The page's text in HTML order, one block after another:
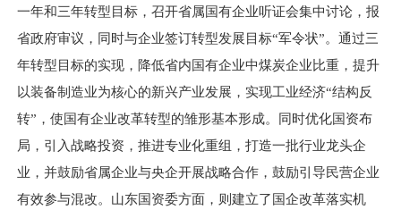
一年和三年转型目标，召开省属国有企业听证会集中讨论，报
省政府审议，同时与企业签订转型发展目标“军令状”。通过三
年转型目标的实现，降低省内国有企业中煤炭企业比重，提升
以装备制造业为核心的新兴产业发展，实现工业经济“结构反
转”，使国有企业改革转型的雏形基本形成。同时优化国资布
局，引入战略投资，推进专业化重组，打造一批行业龙头企
业，并鼓励省属企业与央企开展战略合作，鼓励引导民营企业
有效参与混改。山东国资委方面，则建立了国企改革落实机